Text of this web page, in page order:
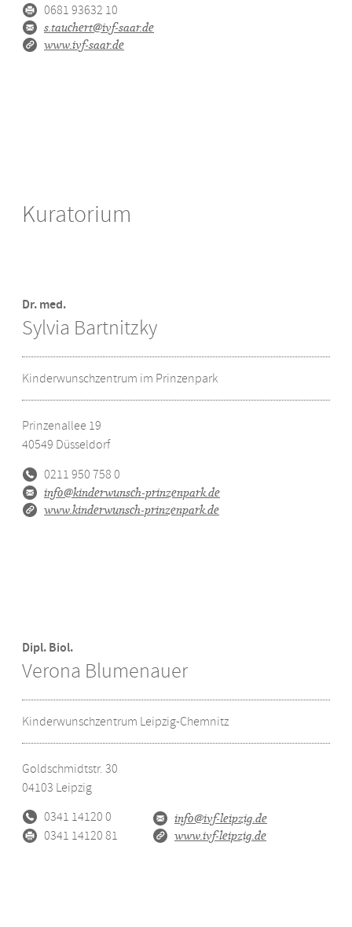
0681 93632 10
s.tauchert@ivf-saar.de
www.ivf-saar.de
Kuratorium
Dr. med.
Sylvia Bartnitzky
Kinderwunschzentrum im Prinzenpark
Prinzenallee 19
40549 Düsseldorf
0211 950 758 0
info@kinderwunsch-prinzenpark.de
www.kinderwunsch-prinzenpark.de
Dipl. Biol.
Verona Blumenauer
Kinderwunschzentrum Leipzig-Chemnitz
Goldschmidtstr. 30
04103 Leipzig
0341 14120 0
0341 14120 81
info@ivf-leipzig.de
www.ivf-leipzig.de